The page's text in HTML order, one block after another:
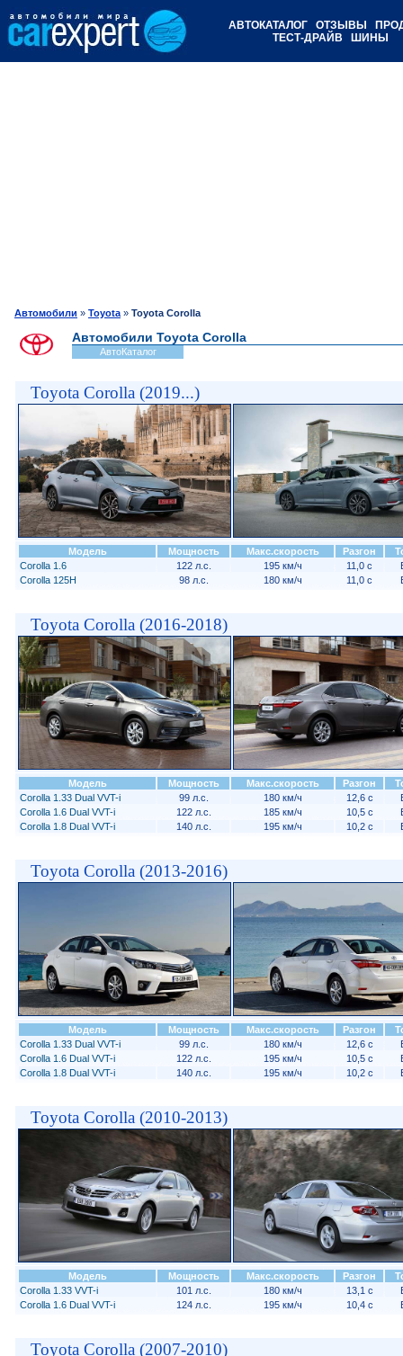
АВТОКАТАЛОГ ОТЗЫВЫ
ТЕСТ-ДРАЙВ
ШИНЫ
Автомобили » Toyota » Toyota Corolla
Автомобили Toyota Corolla
АвтоКаталог
Toyota Corolla (2019...)
Модель Мощность Макс.скорость Разгон
Corolla 1.6
122 л.с. 195 км/ч 11,0 с
Corolla 125H
98 л.с. 180 км/ч 11,0 с
Toyota Corolla (2016-2018)
Модель Мощность Макс.скорость Разгон
Corolla 1.33 Dual VVT-i
99 л.с. 180 км/ч 12,6 с
Corolla 1.6 Dual VVT-i
122 л.с. 185 км/ч 10,5 с
Corolla 1.8 Dual VVT-i
140 л.с. 195 км/ч 10,2 с
Toyota Corolla (2013-2016)
Модель Мощность Макс.скорость Разгон
Corolla 1.33 Dual VVT-i
99 л.с. 180 км/ч 12,6 с
Corolla 1.6 Dual VVT-i
122 л.с. 195 км/ч 10,5 с
Corolla 1.8 Dual VVT-i
140 л.с. 195 км/ч 10,2 с
Toyota Corolla (2010-2013)
Модель Мощность Макс.скорость Разгон
Corolla 1.33 VVT-i
101 л.с. 180 км/ч 13,1 с
Corolla 1.6 Dual VVT-i
124 л.с. 195 км/ч 10,4 с
Toyota Corolla (2007-2010)